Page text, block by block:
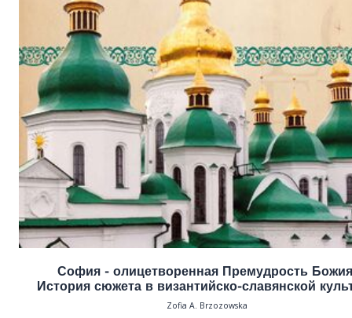
София - олицетворенная Премудрость
История сюжета в византийско-славянской
Zofia A. Brzozowska